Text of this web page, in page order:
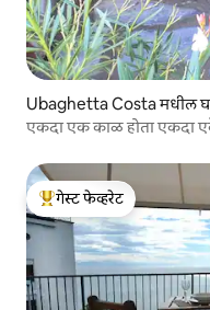
Ubaghetta Costa मधील
एकदा एक काळ होता एकदा
टॉप गेस्ट फेव्हरेट
गेस्ट फेव्हरेट